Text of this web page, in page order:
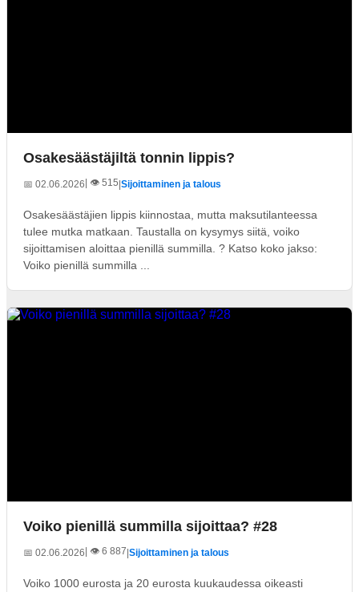
Osakesäästäjiltä tonnin lippis?
📅 02.06.2026 | 👁️ 515|Sijoittaminen ja talous
Osakesäästäjien lippis kiinnostaa, mutta maksutilanteessa
tulee mutka matkaan. Taustalla on kysymys siitä, voiko
sijoittamisen aloittaa pienillä summilla. ? Katso koko jakso:
Voiko pienillä summilla ...
Voiko pienillä summilla sijoittaa? #28
📅 02.06.2026 | 👁️ 6 887|Sijoittaminen ja talous
Voiko 1000 eurosta ja 20 eurosta kuukaudessa oikeasti